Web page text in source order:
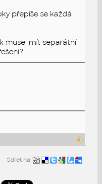
přepíše se každá
musel mít separátní
Sdílet na: